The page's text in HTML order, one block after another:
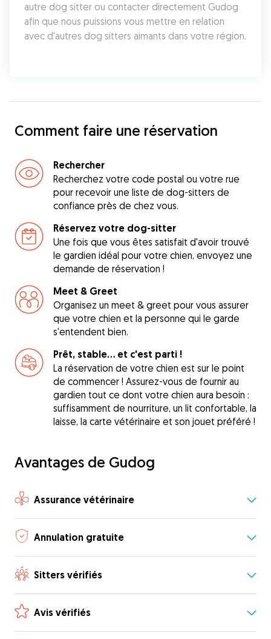
autre dog sitter ou contacter directement Gudog
afin que nous puissions vous mettre en relation
avec d'autres dog sitters aimants dans votre région.
Comment faire une réservation
Rechercher
Recherchez votre code postal ou votre rue
pour recevoir une liste de dog-sitters de
confiance près de chez vous.
Réservez votre dog-sitter
Une fois que vous êtes satisfait d'avoir trouvé
le gardien idéal pour votre chien, envoyez une
demande de réservation !
Meet & Greet
Organisez un meet & greet pour vous assurer
que votre chien et la personne qui le garde
s'entendent bien.
Prêt, stable... et c'est parti !
La réservation de votre chien est sur le point
de commencer ! Assurez-vous de fournir au
gardien tout ce dont votre chien aura besoin :
suffisamment de nourriture, un lit confortable, la
laisse, la carte vétérinaire et son jouet préféré !
Avantages de Gudog
Assurance vétérinaire
Annulation gratuite
Sitters vérifiés
Avis vérifiés